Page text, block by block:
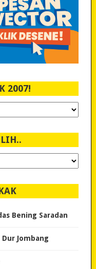
2007!
Bening Saradan
Jombang